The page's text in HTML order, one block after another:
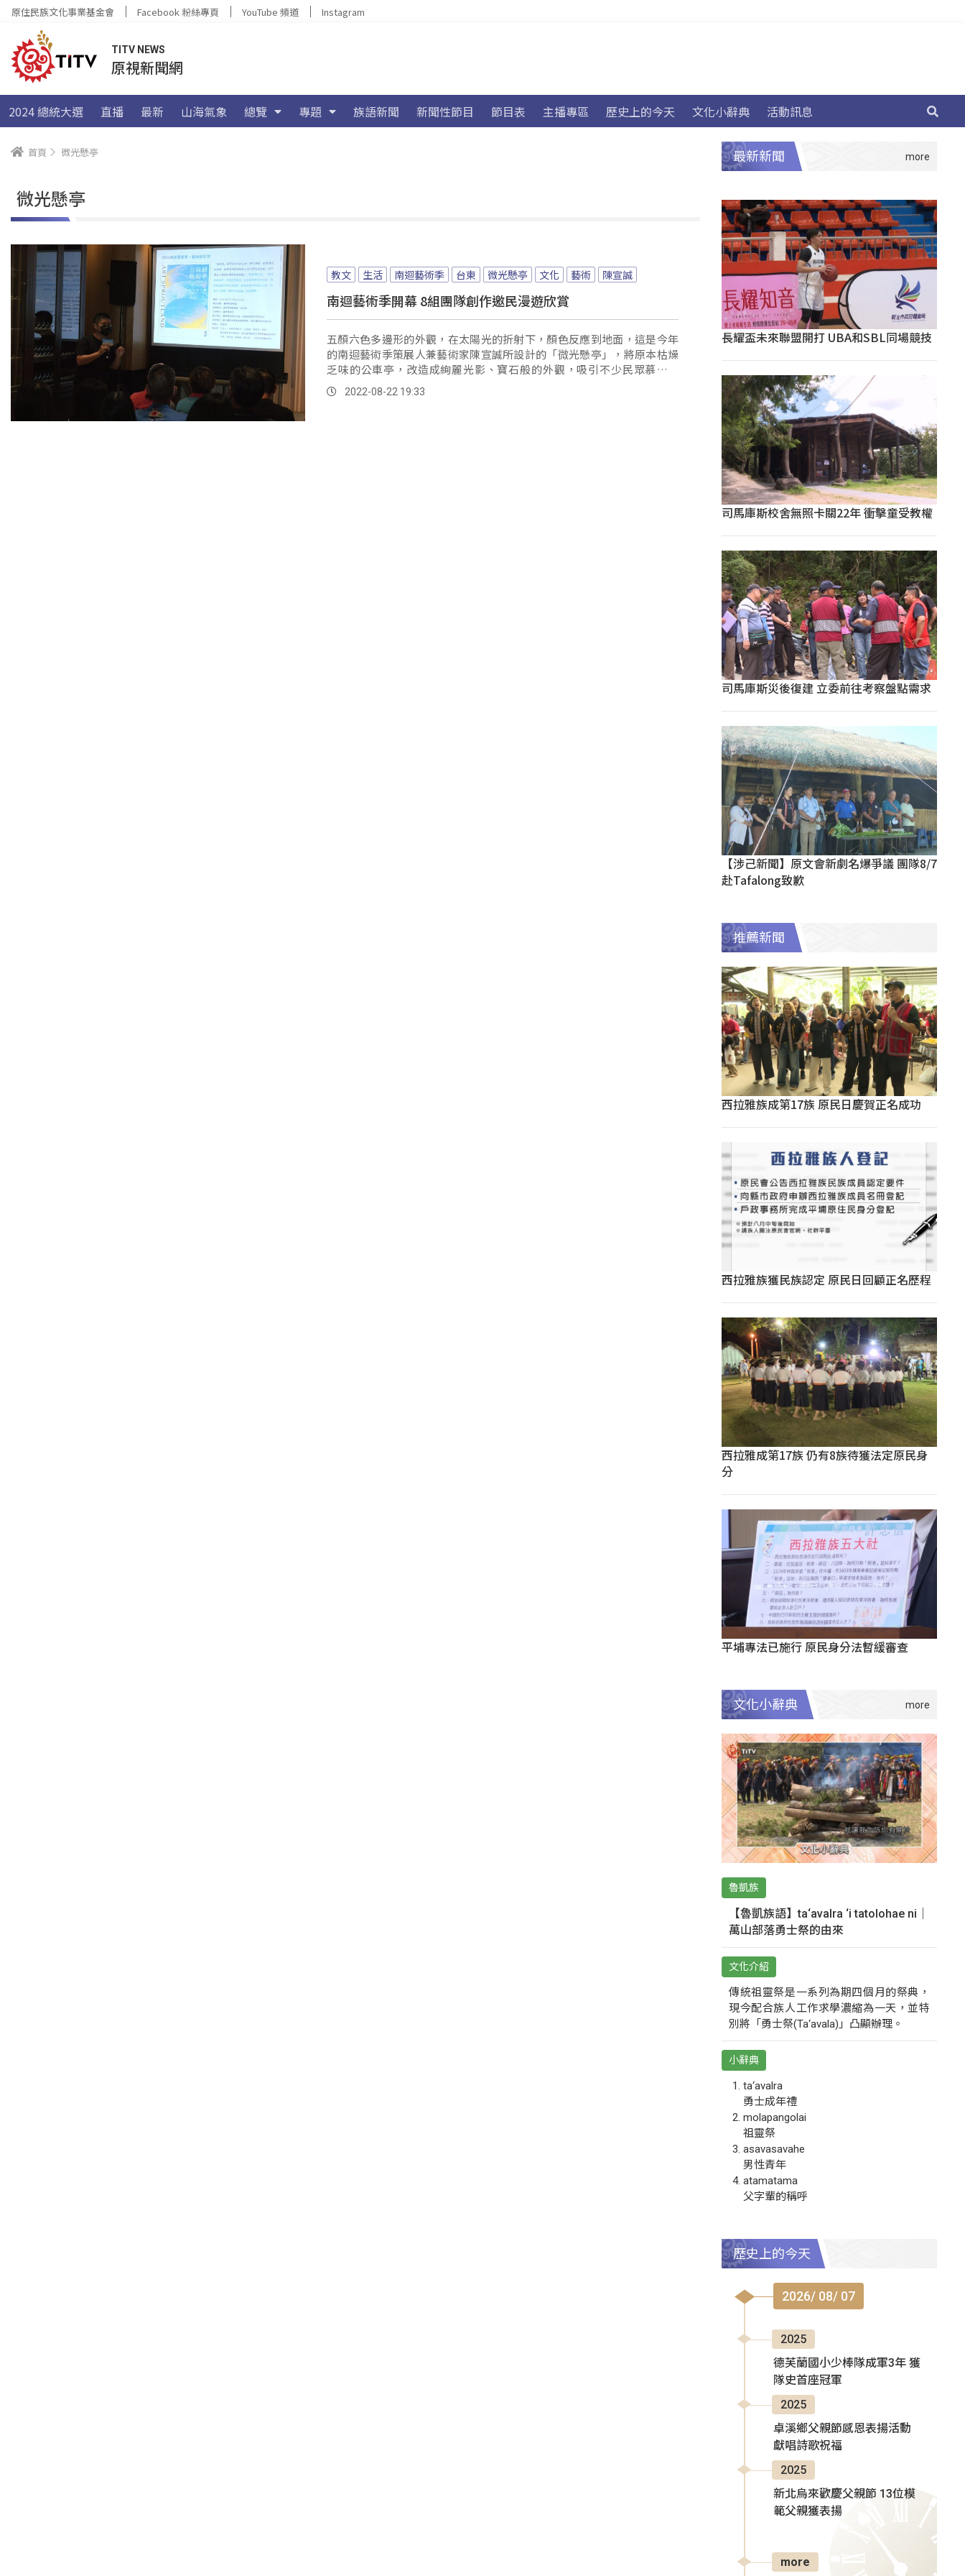
原住民族文化事業基金會 Facebook 粉絲專頁 YouTube 頻道 Instagram
TITV NEWS
原視新聞網
2024 總統大選 直播 最新 山海氣象 總覽 專題 族語新聞 新聞性節目 節目表 主播專區 歷史上的今天 文化小辭典 活動訊息
首頁 微光懸亭
微光懸亭
教文 生活 南迴藝術季 台東 微光懸亭 文化 藝術 陳宣誠
南迴藝術季開幕 8組團隊創作邀民漫遊欣賞
五顏六色多邊形的外觀，在太陽光的折射下，顏色反應到地面，這是今年
的南迴藝術季策展人兼藝術家陳宣誠所設計的「微光懸亭」，將原本枯燥
乏味的公車亭，改造成絢麗光影、寶石般的外觀，吸引不少民眾慕名而
來。2022-08-22 19:33
最新新聞
長耀盃未來聯盟開打 UBA和SBL同場競技
司馬庫斯校舍無照卡關22年 衝擊童受教權
司馬庫斯災後復建 立委前往考察盤點需求
【涉己新聞】原文會新劇名爆爭議 團隊8/7
赴Tafalong致歉
推薦新聞
西拉雅族成第17族 原民日慶賀正名成功
西拉雅族獲民族認定 原民日回顧正名歷程
西拉雅成第17族 仍有8族待獲法定原民身
分
平埔專法已施行 原民身分法暫緩審查
文化小辭典
魯凱族
【魯凱族語】ta‘avalra ‘i tatolohae ni｜
萬山部落勇士祭的由來
文化介紹
傳統祖靈祭是一系列為期四個月的祭典，
現今配合族人工作求學濃縮為一天，並特
別將「勇士祭(Ta‘avala)」凸顯辦理。
小辭典
ta‘avalra
勇士成年禮
molapangolai
祖靈祭
asavasavahe
男性青年
atamatama
父字輩的稱呼
歷史上的今天
2026/ 08/ 07
2025
德芙蘭國小少棒隊成軍3年 獲
隊史首座冠軍
2025
卓溪鄉父親節感恩表揚活動
獻唱詩歌祝福
2025
新北烏來歡慶父親節 13位模
範父親獲表揚
more